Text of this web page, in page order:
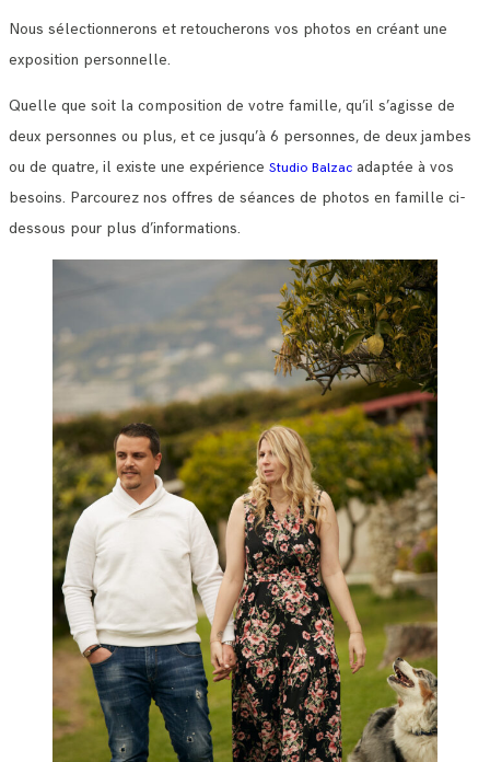
Nous sélectionnerons et retoucherons vos photos en créant une
exposition personnelle.
Quelle que soit la composition de votre famille, qu’il s’agisse de
deux personnes ou plus, et ce jusqu’à 6 personnes, de deux jambes
ou de quatre, il existe une expérience Studio Balzac adaptée à vos
besoins. Parcourez nos offres de séances de photos en famille ci-
dessous pour plus d’informations.